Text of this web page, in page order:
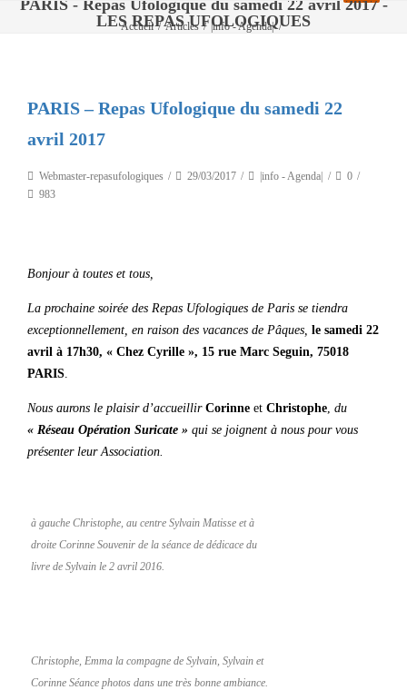
PARIS - Repas Ufologique du samedi 22 avril 2017 -
LES REPAS UFOLOGIQUES
Accueil / Articles / |info - Agenda| /
PARIS – Repas Ufologique du samedi 22
avril 2017
Webmaster-repasufologiques 29/03/2017 |info - Agenda|
0
983
Bonjour à toutes et tous,
La prochaine soirée des Repas Ufologiques de Paris se tiendra
exceptionnellement, en raison des vacances de Pâques, le samedi 22
avril à 17h30, « Chez Cyrille », 15 rue Marc Seguin, 75018
PARIS.
Nous aurons le plaisir d’accueillir Corinne et Christophe, du
« Réseau Opération Suricate » qui se joignent à nous pour vous
présenter leur Association.
à gauche Christophe, au centre Sylvain Matisse et à
droite Corinne Souvenir de la séance de dédicace du
livre de Sylvain le 2 avril 2016.
Christophe, Emma la compagne de Sylvain, Sylvain et
Corinne Séance photos dans une très bonne ambiance.